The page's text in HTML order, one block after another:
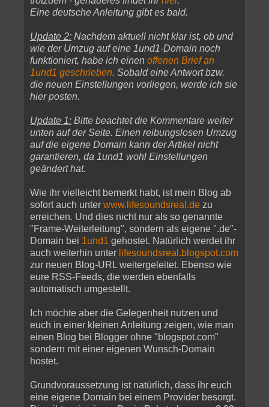
Eine deutsche Anleitung gibt es bald.
Update 2: Nachdem aktuell nicht klar ist, ob und
wie der Umzug auf eine 1und1-Domain noch
funktioniert, habe ich einen offenen Brief an
1und1 geschrieben. Sobald eine Antwort bzw.
die neuen Einstellungen vorliegen, werde ich sie
hier posten.
Update 1: Bitte beachtet die Kommentare weiter
unten auf der Seite. Einen reibungslosen Umzug
auf die eigene Domain kann der Artikel nicht
garantieren, da 1und1 wohl Einstellungen
geändert hat.
Wie ihr vielleicht bemerkt habt, ist mein Blog ab
sofort auch unter www.lifesoundsreal.de zu
erreichen. Und dies nicht nur als so genannte
"Frame-Weiterleitung", sondern als eigene ".de"-
Domain bei 1und1 gehostet. Natürlich werdet ihr
auch weiterhin unter lifesoundsreal.blogspot.com
zur neuen Blog-URL weitergeleitet. Ebenso wie
eure RSS-Feeds, die werden ebenfalls
automatisch umgestellt.
Ich möchte aber die Gelegenheit nutzen und
euch in einer kleinen Anleitung zeigen, wie man
einen Blog bei Blogger ohne "blogspot.com"
sondern mit einer eigenen Wunsch-Domain
hostet.
Grundvoraussetzung ist natürlich, dass ihr euch
eine eigene Domain bei einem Provider besorgt.